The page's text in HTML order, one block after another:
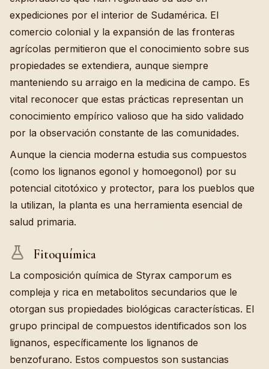
expediciones por el interior de Sudamérica. El
comercio colonial y la expansión de las fronteras
agrícolas permitieron que el conocimiento sobre sus
propiedades se extendiera, aunque siempre
manteniendo su arraigo en la medicina de campo. Es
vital reconocer que estas prácticas representan un
conocimiento empírico valioso que ha sido validado
por la observación constante de las comunidades.
Aunque la ciencia moderna estudia sus compuestos
(como los lignanos egonol y homoegonol) por su
potencial citotóxico y protector, para los pueblos que
la utilizan, la planta es una herramienta esencial de
salud primaria.
Fitoquímica
La composición química de Styrax camporum es
compleja y rica en metabolitos secundarios que le
otorgan sus propiedades biológicas características. El
grupo principal de compuestos identificados son los
lignanos, específicamente los lignanos de
benzofurano. Estos compuestos son sustancias